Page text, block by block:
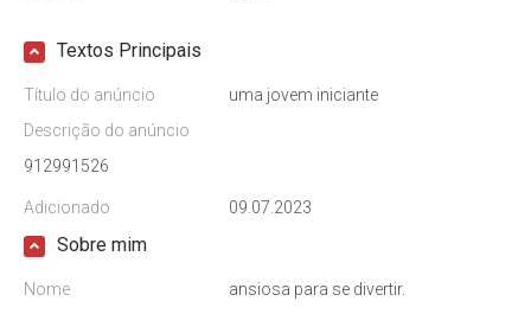
Textos Principais
Título do anúncio
uma jovem iniciante
Descrição do anúncio
912991526
Adicionado 09.07.2023
Sobre mim
Nome
ansiosa para se divertir.